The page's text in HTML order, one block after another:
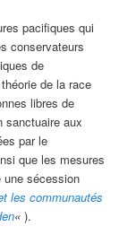
pacifiques qui
conservateurs
de
de la race
libres de
sanctuaire aux
par le
que les mesures
une sécession
les communautés
«).